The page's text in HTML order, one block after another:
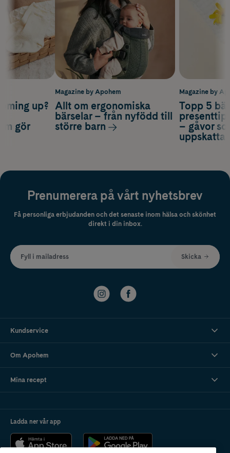
Magazine by
Topp 5
– gåvor
up?
gör
Magazine by Apohem
Allt om ergonomiska
bärselar – från nyfödd till
större barn
Prenumerera på vårt nyhetsbrev
Få personliga erbjudanden och det senaste inom hälsa och skönhet
direkt i din inbox.
Fyll i mailadress Skicka
Kundservice
Om Apohem
Mina recept
Ladda ner vår app